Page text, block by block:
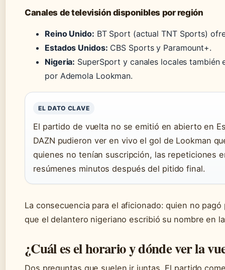
Canales de televisión disponibles por región
Reino Unido: BT Sport (actual TNT Sports)
Estados Unidos: CBS Sports y Paramount+.
Nigeria: SuperSport y canales locales
por Ademola Lookman.
EL DATO CLAVE
El partido de vuelta no se emitió en abierto en
DAZN pudieron ver en vivo el gol de Lookman
quienes no tenían suscripción, las repeticiones
resúmenes minutos después del pitido final.
La consecuencia para el aficionado: quien no
que el delantero nigeriano escribió su nombre en
¿Cuál es el horario y dónde ver la
Dos preguntas que suelen ir juntas. El partido